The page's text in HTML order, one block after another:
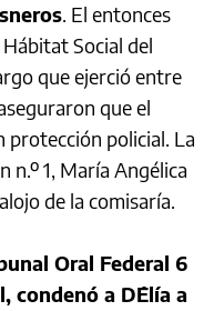
. El entonces
Social del
que ejerció entre
que el
protección policial. La
n.º 1, María Angélica
de la comisaría.
Oral Federal 6
condenó a D´Elía a